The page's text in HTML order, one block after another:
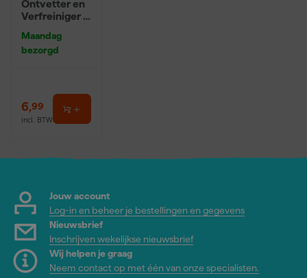
Ontvetter en
Verfreiniger –
Maandag
bezorgd
6,99
incl. BTW
Jouw account
Log-in en beheer je bestellingen en gegevens
Nieuwsbrief
Inschrijven wekelijkse nieuwsbrief
Wij helpen je graag
Neem contact op met één van onze specialisten.